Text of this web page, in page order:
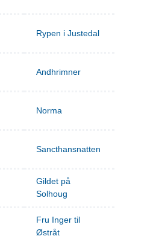
Rypen i Justedal
Andhrimner
Norma
Sancthansnatten
Gildet på
Solhoug
Fru Inger til
Østråt